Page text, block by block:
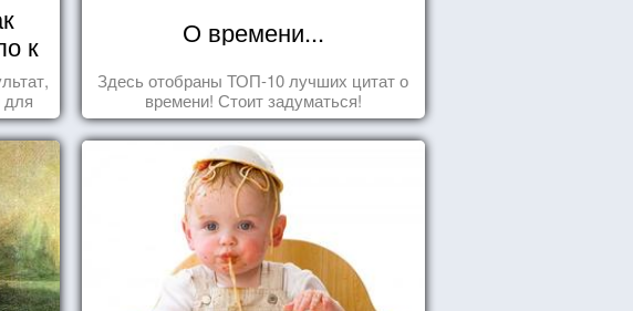
к
для
О времени...
Здесь отобраны ТОП-10 лучших цитат о
времени! Стоит задуматься!